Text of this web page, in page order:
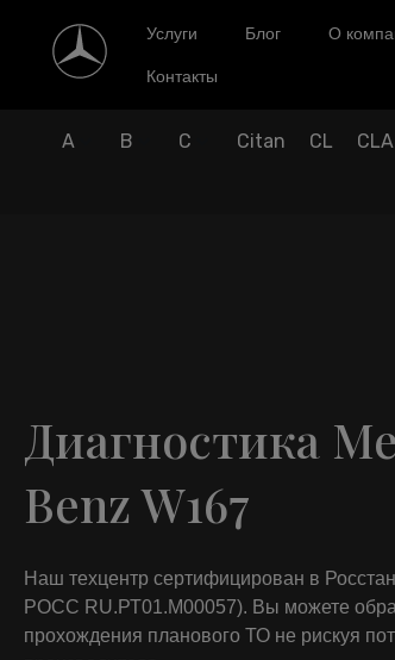
Услуги Блог О
Контакты
A B C Citan CL CLA
Диагностика
Benz W167
Наш техцентр сертифицирован в
РОСС RU.РТ01.М00057). Вы можете
прохождения планового ТО не рискуя